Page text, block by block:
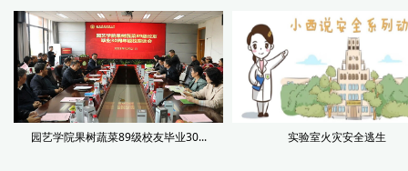
园艺学院果树蔬菜89级校友毕业30... 实验室火灾安全逃生